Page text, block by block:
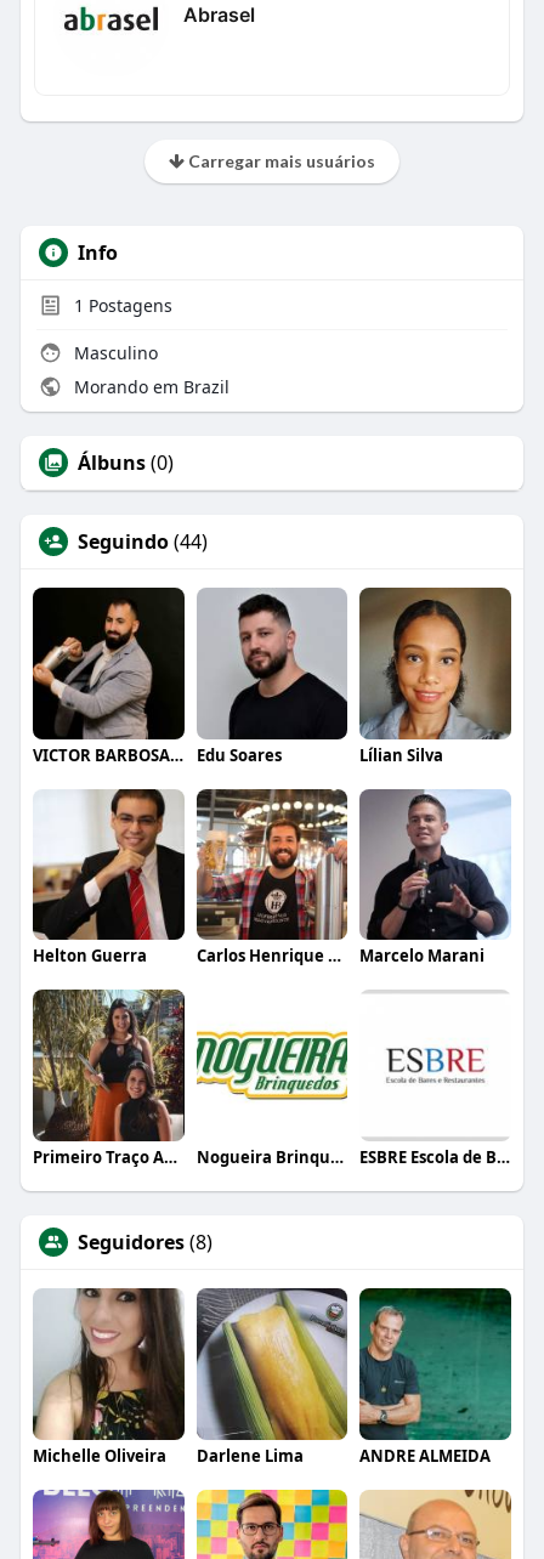
Abrasel
Carregar mais usuários
Info
1 Postagens
Masculino
Morando em Brazil
Álbuns(0)
Seguindo(44)
VICTOR BARBOSA QUARANTA Edu Soares Lílian Silva
Helton Guerra Carlos Henrique de Faria Vasconcelos Marcelo Marani
Primeiro Traço Arquitetura Nogueira Brinquedos ESBRE Escola de Bares e Restaurantes
Seguidores(8)
Michelle Oliveira Darlene Lima ANDRE ALMEIDA